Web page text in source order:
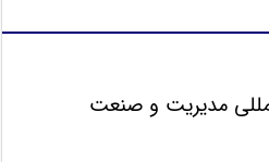
مدیریت و صنعت